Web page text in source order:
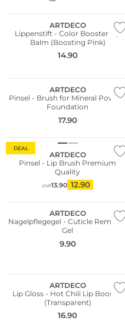
ARTDECO
Lippenstift - Color Booster Lip
Balm (Boosting Pink)
14.90
ARTDECO
Pinsel - Brush for Mineral Powder
Foundation
17.90
DEAL
ARTDECO
Pinsel - Lip Brush Premium
Quality
UVP13.90 12.90
ARTDECO
Nagelpflegegel - Cuticle Remover
Gel
9.90
ARTDECO
Lip Gloss - Hot Chili Lip Booster
(Transparent)
16.90